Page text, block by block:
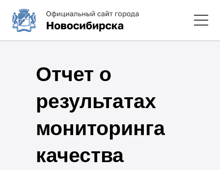
Отчет о
результатах
мониторинга
качества